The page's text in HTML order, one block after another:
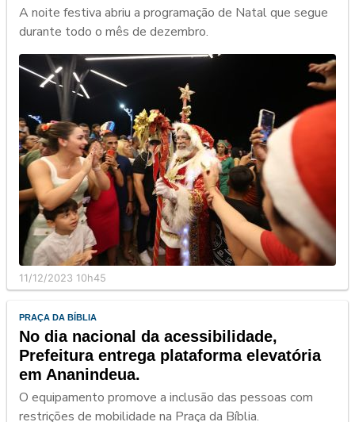
A noite festiva abriu a programação de Natal que segue
durante todo o mês de dezembro.
11/12/2023 10h45
PRAÇA DA BÍBLIA
No dia nacional da acessibilidade,
Prefeitura entrega plataforma elevatória
em Ananindeua.
O equipamento promove a inclusão das pessoas com
restrições de mobilidade na Praça da Bíblia.